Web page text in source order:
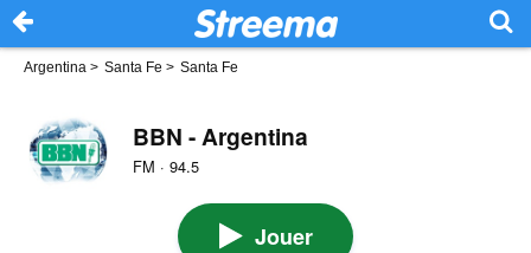
Argentina > Santa Fe > Santa Fe
BBN - Argentina
FM · 94.5
Jouer